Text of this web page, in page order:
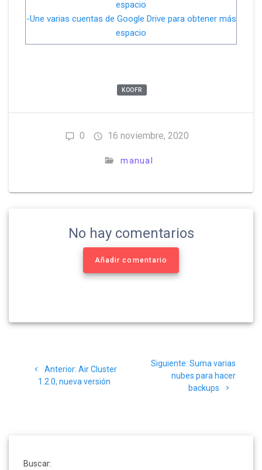
espacio
-Une varias cuentas de Google Drive para obtener más
espacio
KOOFR
0 16 noviembre, 2020
manual
No hay comentarios
Añadir comentario
Anterior: Air Cluster
1.2.0, nueva versión
Siguiente: Suma varias
nubes para hacer
backups
Buscar: